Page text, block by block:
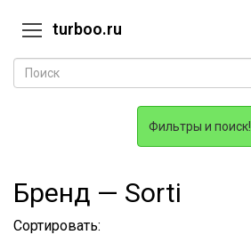
turboo.ru
Фильтры и поиск!
Бренд — Sorti
Сортировать: